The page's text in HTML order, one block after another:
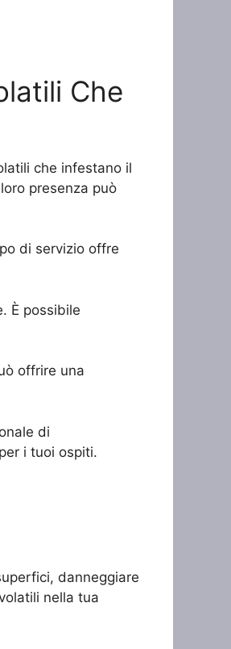
Che
che infestano il
presenza può
di servizio offre
È possibile
offrire una
di
i tuoi ospiti.
danneggiare
nella tua